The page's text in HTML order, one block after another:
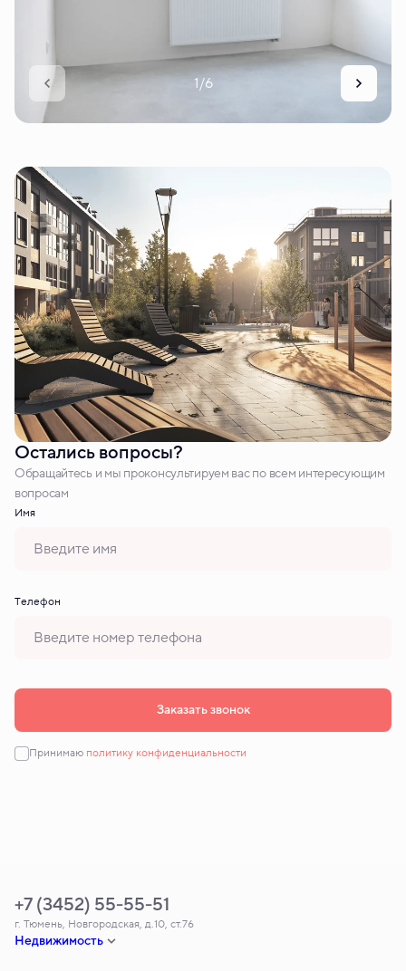
1/6
Остались вопросы?
Обращайтесь и мы проконсультируем вас по всем интересующим
вопросам
Имя
Tелефон
Заказать звонок
Принимаю политику конфиденциальности
Недвижимость
+7 (3452) 55-55-51
г. Тюмень, Новгородская, д.10, ст.76